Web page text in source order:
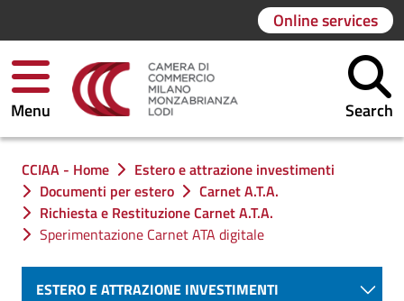
Online services
Menu Search
You are in:
CCIAA - Home
Estero e attrazione investimenti
Documenti per estero
Carnet A.T.A.
Richiesta e Restituzione Carnet A.T.A.
Sperimentazione Carnet ATA digitale
ESTERO E ATTRAZIONE INVESTIMENTI